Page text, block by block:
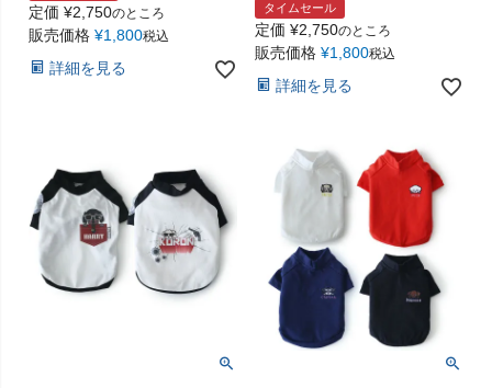
定価 ¥2,750のところ
販売価格 ¥1,800税込
詳細を見る
タイムセール
定価 ¥2,750のところ
販売価格 ¥1,800税込
詳細を見る